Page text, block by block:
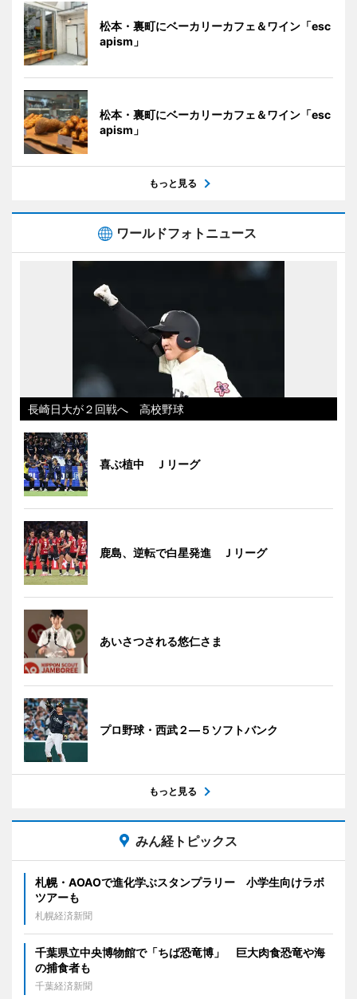
松本・裏町にベーカリーカフェ＆ワイン「esc
apism」
松本・裏町にベーカリーカフェ＆ワイン「esc
apism」
もっと見る
ワールドフォトニュース
長崎日大が２回戦へ 高校野球
喜ぶ植中 Ｊリーグ
鹿島、逆転で白星発進 Ｊリーグ
あいさつされる悠仁さま
プロ野球・西武２―５ソフトバンク
もっと見る
みん経トピックス
札幌・AOAOで進化学ぶスタンプラリー 小学生向けラボ
ツアーも
札幌経済新聞
千葉県立中央博物館で「ちば恐竜博」 巨大肉食恐竜や海
の捕食者も
千葉経済新聞